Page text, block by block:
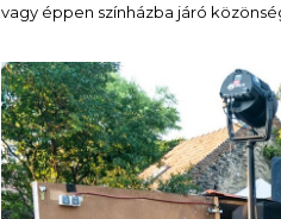
vagy éppen színházba járó